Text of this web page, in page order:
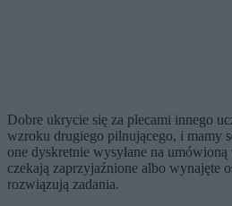
Dobre ukrycie się za plecami innego
wzroku drugiego pilnującego, i mamy
one dyskretnie wysyłane na
czekają zaprzyjaźnione albo wynajęte
rozwiązują zadania.